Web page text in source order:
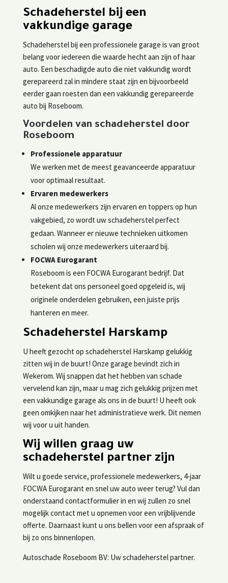
Schadeherstel bij een
vakkundige garage
Schadeherstel bij een professionele garage is van groot
belang voor iedereen die waarde hecht aan zijn of haar
auto. Een beschadigde auto die niet vakkundig wordt
gerepareerd zal in mindere staat zijn en bijvoorbeeld
eerder gaan roesten dan een vakkundig gerepareerde
auto bij Roseboom.
Voordelen van schadeherstel door
Roseboom
Professionele apparatuur
We werken met de meest geavanceerde apparatuur
voor optimaal resultaat.
Ervaren medewerkers
Al onze medewerkers zijn ervaren en toppers op hun
vakgebied, zo wordt uw schadeherstel perfect
gedaan. Wanneer er nieuwe technieken uitkomen
scholen wij onze medewerkers uiteraard bij.
FOCWA Eurogarant
Roseboom is een FOCWA Eurogarant bedrijf. Dat
betekent dat ons personeel goed opgeleid is, wij
originele onderdelen gebruiken, een juiste prijs
hanteren en meer.
Schadeherstel Harskamp
U heeft gezocht op schadeherstel Harskamp gelukkig
zitten wij in de buurt! Onze garage bevindt zich in
Wekerom. Wij snappen dat het hebben van schade
vervelend kan zijn, maar u mag zich gelukkig prijzen met
een vakkundige garage als ons in de buurt! U heeft ook
geen omkijken naar het administratieve werk. Dit nemen
wij voor u uit handen.
Wij willen graag uw
schadeherstel partner zijn
Wilt u goede service, professionele medewerkers, 4-jaar
FOCWA Eurogarant en snel uw auto weer terug? Vul dan
onderstaand contactformulier in en wij zullen zo snel
mogelijk contact met u opnemen voor een vrijblijvende
offerte. Daarnaast kunt u ons bellen voor een afspraak of
bij zo ons binnenlopen.
Autoschade Roseboom BV: Uw schadeherstel partner.